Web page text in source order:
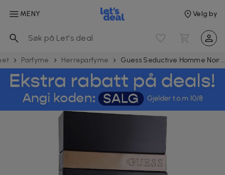
MENY Velg by
Parfyme Herreparfyme Guess Seductive Homme Noir Edt 100ml